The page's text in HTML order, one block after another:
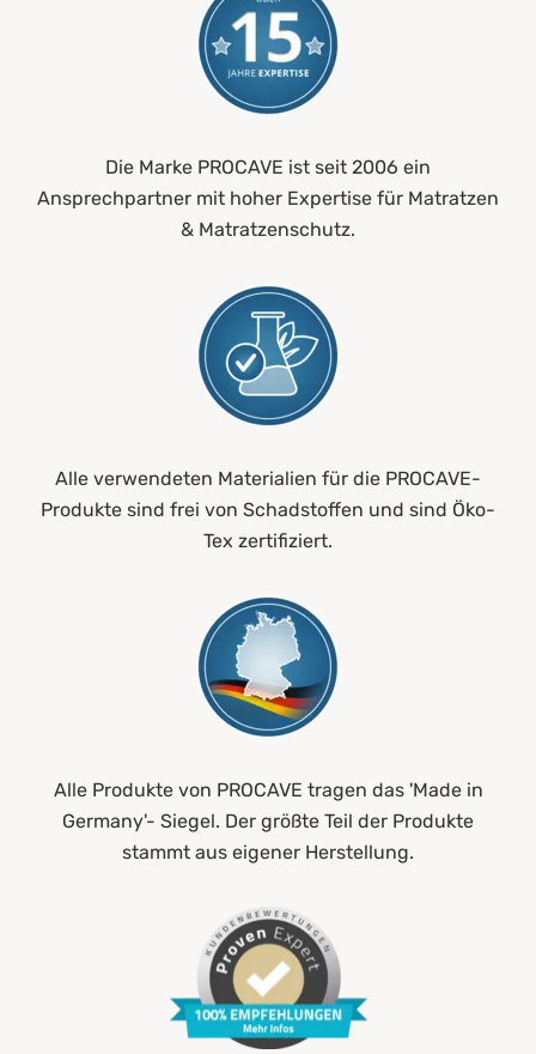
Die Marke PROCAVE ist seit 2006 ein
Ansprechpartner mit hoher Expertise für Matratzen
& Matratzenschutz.
Alle verwendeten Materialien für die PROCAVE-
Produkte sind frei von Schadstoffen und sind Öko-
Tex zertifiziert.
Alle Produkte von PROCAVE tragen das 'Made in
Germany'- Siegel. Der größte Teil der Produkte
stammt aus eigener Herstellung.